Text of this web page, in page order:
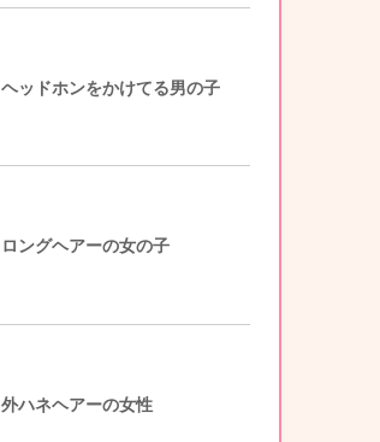
ヘッドホンをかけてる男の子
ロングヘアーの女の子
外ハネヘアーの女性